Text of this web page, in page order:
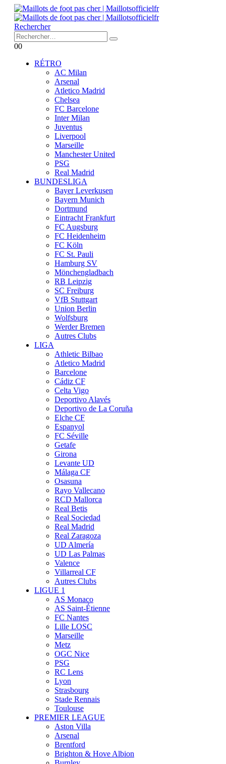
Rechercher
00
RÉTRO
AC Milan
Arsenal
Atletico Madrid
Chelsea
FC Barcelone
Inter Milan
Juventus
Liverpool
Marseille
Manchester United
PSG
Real Madrid
BUNDESLIGA
Bayer Leverkusen
Bayern Munich
Dortmund
Eintracht Frankfurt
FC Augsburg
FC Heidenheim
FC Köln
FC St. Pauli
Hamburg SV
Mönchengladbach
RB Leipzig
SC Freiburg
VfB Stuttgart
Union Berlin
Wolfsburg
Werder Bremen
Autres Clubs
LIGA
Athletic Bilbao
Atletico Madrid
Barcelone
Cádiz CF
Celta Vigo
Deportivo Alavés
Deportivo de La Coruña
Elche CF
Espanyol
FC Séville
Getafe
Girona
Levante UD
Málaga CF
Osasuna
Rayo Vallecano
RCD Mallorca
Real Betis
Real Sociedad
Real Madrid
Real Zaragoza
UD Almería
UD Las Palmas
Valence
Villarreal CF
Autres Clubs
LIGUE 1
AS Monaco
AS Saint-Étienne
FC Nantes
Lille LOSC
Marseille
Metz
OGC Nice
PSG
RC Lens
Lyon
Strasbourg
Stade Rennais
Toulouse
PREMIER LEAGUE
Aston Villa
Arsenal
Brentford
Brighton & Hove Albion